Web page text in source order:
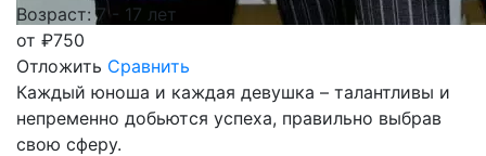
Возраст: 7 - 17 лет
от ₽750
Отложить Сравнить
Каждый юноша и каждая девушка – талантливы и
непременно добьются успеха, правильно выбрав
свою сферу.